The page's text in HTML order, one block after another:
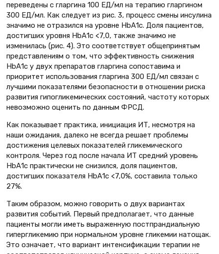
переведены с гларгина 100 ЕД/мл на терапию гларгином
300 ЕД/мл. Как следует из рис. 3, процесс смены инсулина
значимо не отразился на уровне НbА1с. Доля пациентов,
достигших уровня НbА1с <7,0, также значимо не
изменилась (рис. 4). Это соответствует общепринятым
представлениям о том, что эффективность снижения
НbА1с у двух препаратов гларгина сопоставима и
приоритет использования гларгина 300 ЕД/мл связан с
лучшими показателями безопасности в отношении риска
развития гипогликемических состояний, частоту которых
невозможно оценить по данным ФРСД.
Как показывает практика, инициация ИТ, несмотря на
наши ожидания, далеко не всегда решает проблемы
достижения целевых показателей гликемического
контроля. Через год после начала ИТ средний уровень
НbА1с практически не снизился, доля пациентов,
достигших показателя НbА1с <7,0%, составила только
27%.
Таким образом, можно говорить о двух вариантах
развития событий. Первый предполагает, что данные
пациенты могли иметь выраженную постпрандиальную
гипергликемию при нормальном уровне гликемии натощак.
Это означает, что вариант интенсификации терапии не